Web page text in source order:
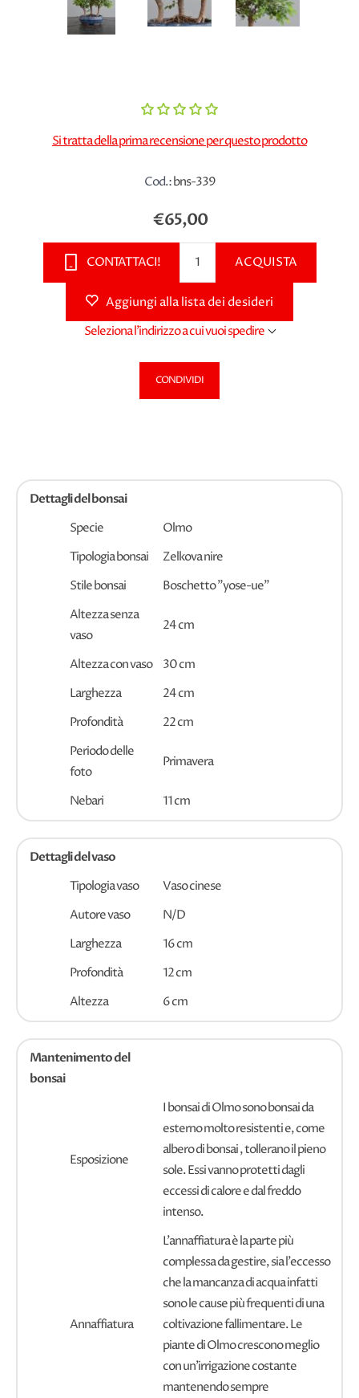
Si tratta della prima recensione per questo prodotto
Cod.:bns-339
€65,00
CONTATTACI! ACQUISTA
Aggiungi alla lista dei desideri
Seleziona l'indirizzo a cui vuoi spedire
CONDIVIDI
Dettagli del bonsai
Specie
Olmo
Tipologia bonsai
Zelkova nire
Stile bonsai
Boschetto "yose-ue"
Altezza senza
vaso
24 cm
Altezza con vaso
30 cm
Larghezza
24 cm
Profondità
22 cm
Periodo delle
foto
Primavera
Nebari 11 cm
Dettagli del vaso
Tipologia vaso
Vaso cinese
Autore vaso
N/D
Larghezza
16 cm
Profondità
12 cm
Altezza
6 cm
Mantenimento del
bonsai
Esposizione
I bonsai di Olmo sono bonsai da
esterno molto resistenti e, come
albero di bonsai , tollerano il pieno
sole. Essi vanno protetti dagli
eccessi di calore e dal freddo
intenso.
Annaffiatura
L'annaffiatura è la parte più
complessa da gestire, sia l'eccesso
che la mancanza di acqua infatti
sono le cause più frequenti di una
coltivazione fallimentare. Le
piante di Olmo crescono meglio
con un'irrigazione costante
mantenendo sempre